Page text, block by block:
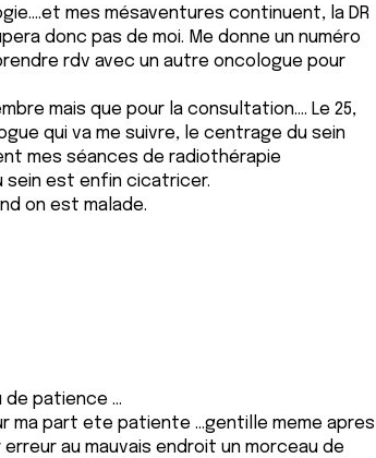
mes mésaventures continuent, la DR
donc pas de moi. Me donne un numéro
rdv avec un autre oncologue pour
mais que pour la consultation.... Le 25,
qui va me suivre, le centrage du sein
mes séances de radiothérapie
sein est enfin cicatricer.
on est malade.
de patience ...
ma part ete patiente ...gentille meme apres
au mauvais endroit un morceau de